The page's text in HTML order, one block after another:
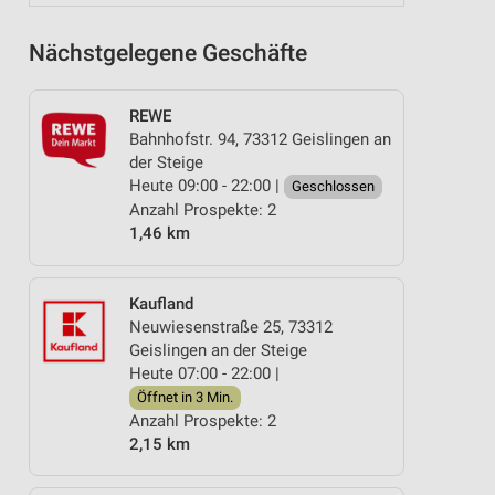
Nächstgelegene Geschäfte
REWE
Bahnhofstr. 94, 73312 Geislingen an
der Steige
Heute 09:00 - 22:00 |
Geschlossen
Anzahl Prospekte: 2
1,46 km
Kaufland
Neuwiesenstraße 25, 73312
Geislingen an der Steige
Heute 07:00 - 22:00 |
Öffnet in 3 Min.
Anzahl Prospekte: 2
2,15 km